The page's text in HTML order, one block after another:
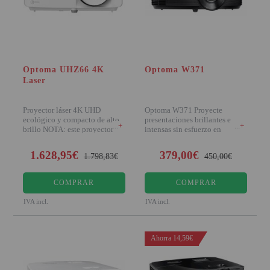
PROYECTOR PARA EL
PROYECTORES 2K O 4K
NATIVOS
SUPER OFERTAS
¿QUÉ MODELO NECESITO?
OFERTAS DESTACADAS
TIPOS DE PROYECTOR
PANTALLAS DE
RECOMENDADOS
Optoma UHZ66 4K
Laser
Proyector láser 4K UHD
ecológico y compacto de alto
brillo NOTA: este proyector es+
1.628,95€ 1.798,83€
COMPRAR
IVA incl.
Optoma W371
Optoma W371 Proyecte
presentaciones brillantes e
intensas sin esfuerzo en
+
379,00€ 450,00€
COMPRAR
IVA incl.
Ahorra 14,59€